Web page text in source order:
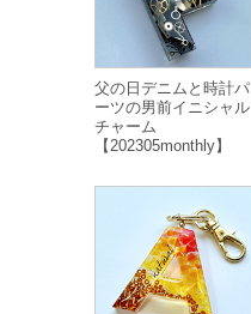
父の日デニムと時計パ
ーツの男前イニシャル
チャーム
【202305monthly】